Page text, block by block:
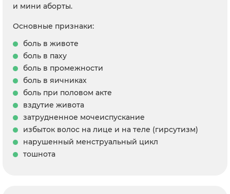
и мини аборты.
Основные признаки:
боль в животе
боль в паху
боль в промежности
боль в яичниках
боль при половом акте
вздутие живота
затрудненное мочеиспускание
избыток волос на лице и на теле (гирсутизм)
нарушенный менструальный цикл
тошнота